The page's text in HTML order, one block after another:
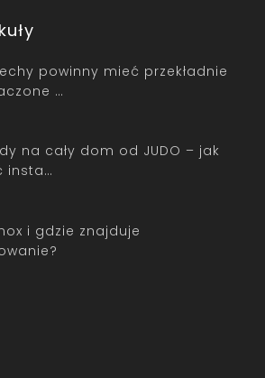
powinny mieć przekładnie
…
na cały dom od JUDO – jak
insta…
i gdzie znajduje